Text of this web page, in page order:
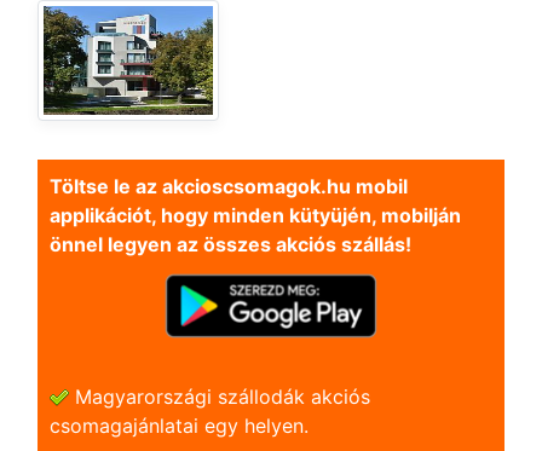
Töltse le az akcioscsomagok.hu mobil
applikációt, hogy minden kütyüjén, mobilján
önnel legyen az összes akciós szállás!
Magyarországi szállodák akciós
csomagajánlatai egy helyen.